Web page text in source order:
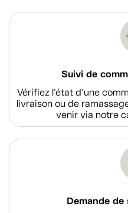
Suivi de
Vérifiez l'état d'une
livraison ou de
venir via notre
Demande